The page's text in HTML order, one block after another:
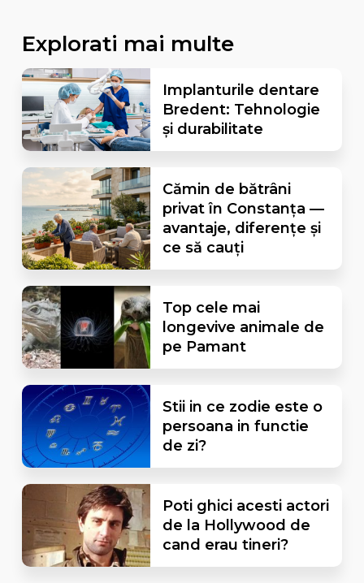
Explorati mai multe
Implanturile dentare
Bredent: Tehnologie
și durabilitate
Cămin de bătrâni
privat în Constanța —
avantaje, diferențe și
ce să cauți
Top cele mai
longevive animale de
pe Pamant
Stii in ce zodie este o
persoana in functie
de zi?
Poti ghici acesti actori
de la Hollywood de
cand erau tineri?